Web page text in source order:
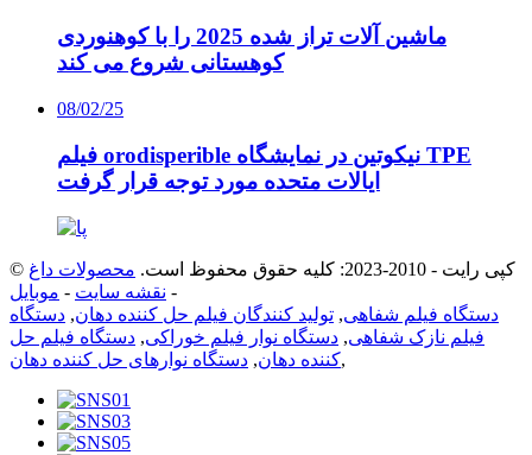
ماشین آلات تراز شده 2025 را با کوهنوردی
کوهستانی شروع می کند
08/02/25
فیلم orodisperible نیکوتین در نمایشگاه TPE
ایالات متحده مورد توجه قرار گرفت
© کپی رایت - 2010-2023: کلیه حقوق محفوظ است.
محصولات داغ
- نقشه سایت - موبایل
دستگاه فیلم شفاهی, تولید کنندگان فیلم حل کننده دهان, دستگاه
فیلم نازک شفاهی, دستگاه نوار فیلم خوراکی, دستگاه فیلم حل
کننده دهان, دستگاه نوارهای حل کننده دهان ,